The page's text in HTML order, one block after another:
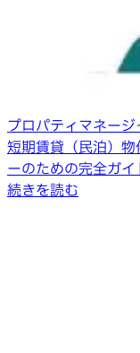
プロパティマネージ
短期賃貸（民泊）
ーのための完全ガイ
続きを読む